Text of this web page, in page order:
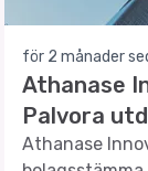
för 2 månader
Athanase
Palvora
Athanase